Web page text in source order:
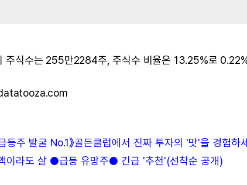
주식수는 255만2284주, 주식수 비율은 13.25%로
등주 발굴 No.1》골든클럽에서 진짜 투자의 '맛'을 경험하
이라도 살 ●급등 유망주● 긴급 '추천'(선착순 공개)